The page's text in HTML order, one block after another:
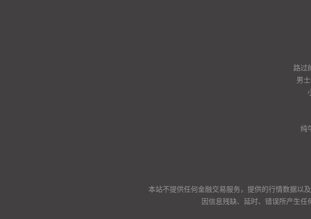
路过
男
纯
本站不提供任何金融交易服务，提供的行情数据以
因信息残缺、延时、错误所产生任